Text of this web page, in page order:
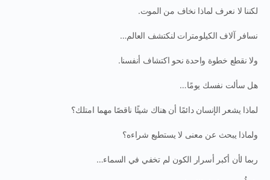
لكننا لا نعرف لماذا نخاف من الموت.
نسافر آلاف الكيلومترات لنكتشف العالم…
ولا نقطع خطوة واحدة نحو اكتشاف أنفسنا.
هل سألت نفسك يومًا…
لماذا يشعر الإنسان دائمًا أن هناك شيئًا ناقصًا مهما امتلك؟
ولماذا يبحث عن معنى لا يستطيع شراءه؟
ربما لأن أكبر أسرار الكون لم تخفي في السماء…